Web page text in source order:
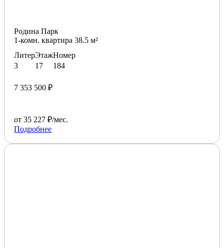
Родина Парк
1-комн. квартира 38.5 м²
Литер
3
Этаж
17
Номер
184
7 353 500 ₽
от 35 227 ₽/мес.
Подробнее